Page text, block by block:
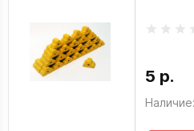
5 р.
Наличие: